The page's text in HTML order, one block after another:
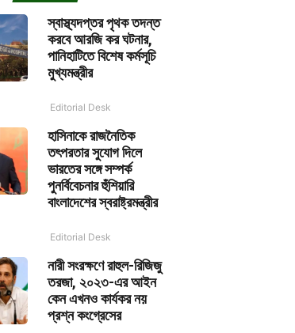
স্বাস্থ্যদপ্তর পৃথক তদন্ত
করবে আরজি কর ঘটনার,
পানিহাটিতে বিশেষ কর্মসূচি
মুখ্যমন্ত্রীর
Editorial Desk
হাসিনাকে রাজনৈতিক
তৎপরতার সুযোগ দিলে
ভারতের সঙ্গে সম্পর্ক
পুনর্বিবেচনার হুঁশিয়ারি
বাংলাদেশের স্বরাষ্ট্রমন্ত্রীর
Editorial Desk
নারী সংরক্ষণে রাহুল-রিজিজু
তরজা, ২০২৩-এর আইন
কেন এখনও কার্যকর নয়
প্রশ্ন কংগ্রেসের